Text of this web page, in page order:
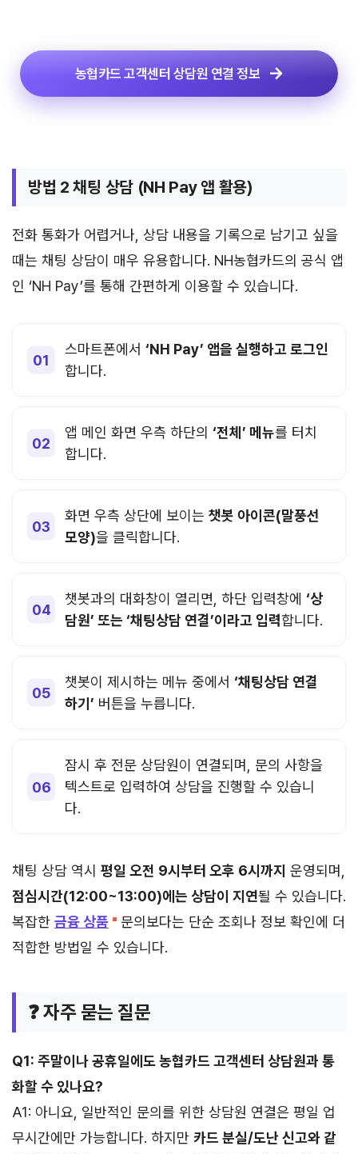
농협카드 고객센터 상담원 연결 정보
방법 2 채팅 상담 (NH Pay 앱 활용)
전화 통화가 어렵거나, 상담 내용을 기록으로 남기고 싶을
때는 채팅 상담이 매우 유용합니다. NH농협카드의 공식 앱
인 ‘NH Pay’를 통해 간편하게 이용할 수 있습니다.
스마트폰에서 ‘NH Pay’ 앱을 실행하고 로그인
합니다.
앱 메인 화면 우측 하단의 ‘전체’ 메뉴를 터치
합니다.
화면 우측 상단에 보이는 챗봇 아이콘(말풍선
모양)을 클릭합니다.
챗봇과의 대화창이 열리면, 하단 입력창에 ‘상
담원’ 또는 ‘채팅상담 연결’이라고 입력합니다.
챗봇이 제시하는 메뉴 중에서 ‘채팅상담 연결
하기’ 버튼을 누릅니다.
잠시 후 전문 상담원이 연결되며, 문의 사항을
텍스트로 입력하여 상담을 진행할 수 있습니
다.
채팅 상담 역시 평일 오전 9시부터 오후 6시까지 운영되며,
점심시간(12:00~13:00)에는 상담이 지연될 수 있습니다.
복잡한 금융 상품
문의보다는 단순 조회나 정보 확인에 더
적합한 방법일 수 있습니다.
❓ 자주 묻는 질문
Q1: 주말이나 공휴일에도 농협카드 고객센터 상담원과 통
화할 수 있나요?
A1: 아니요, 일반적인 문의를 위한 상담원 연결은 평일 업
무시간에만 가능합니다. 하지만 카드 분실/도난 신고와 같